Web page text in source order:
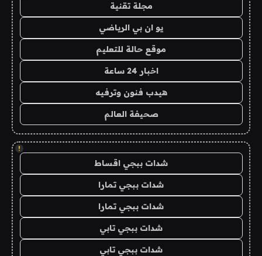
مجلة تقنية
يو ان بي الرياضي
موقع حالة للتعليم
اخبار 24 ساعة
هيدب فنون وترفيه
صحيفة العالم
!
شدات ببجي اقساط
شدات ببجي تمارا
شدات ببجي تمارا
شدات ببجي تابي
شدات ببجي تابي